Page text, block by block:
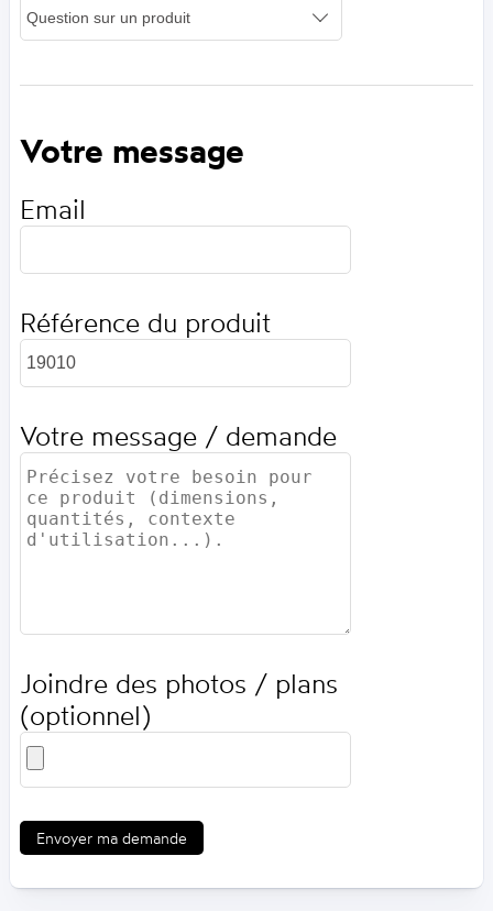
Votre message
Email
Référence du produit
Votre message / demande
Joindre des photos / plans
(optionnel)
Envoyer ma demande